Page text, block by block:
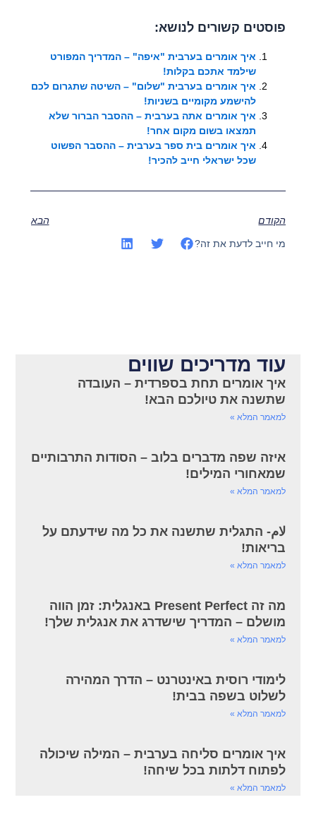
פוסטים קשורים לנושא:
איך אומרים בערבית "איפה" – המדריך המפורט
שילמד אתכם בקלות!
איך אומרים בערבית "שלום" – השיטה שתגרום לכם
להישמע מקומיים בשניות!
איך אומרים אתה בערבית – ההסבר הברור שלא
תמצאו בשום מקום אחר!
איך אומרים בית ספר בערבית – ההסבר הפשוט
שכל ישראלי חייב להכיר!
הקודם הבא
מי חייב לדעת את זה?
עוד מדריכים שווים
איך אומרים תחת בספרדית – העובדה
שתשנה את טיולכם הבא!
למאמר המלא »
איזה שפה מדברים בלוב – הסודות התרבותיים
שמאחורי המילים!
למאמר המלא »
لام- התגלית שתשנה את כל מה שידעתם על
בריאות!
למאמר המלא »
מה זה Present Perfect באנגלית: זמן הווה
מושלם – המדריך שישדרג את אנגלית שלך!
למאמר המלא »
לימודי רוסית באינטרנט – הדרך המהירה
לשלוט בשפה בבית!
למאמר המלא »
איך אומרים סליחה בערבית – המילה שיכולה
לפתוח דלתות בכל שיחה!
למאמר המלא »